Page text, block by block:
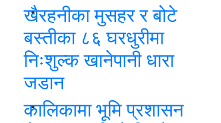
खैरहनीका मुसहर र बोटे
बस्तीका ८६ घरधुरीमा
निःशुल्क खानेपानी धारा
जडान
कालिकामा भूमि प्रशासन